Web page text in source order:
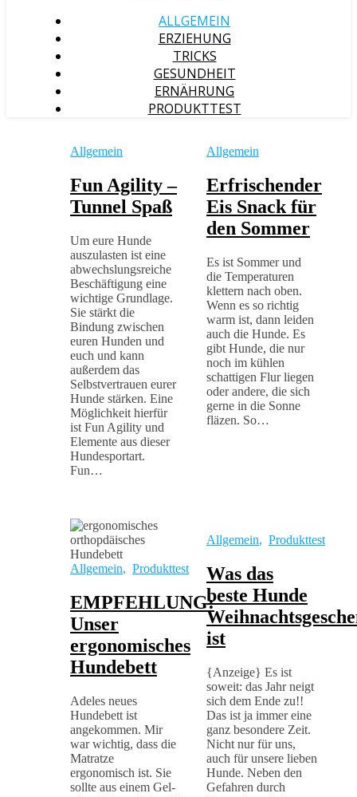
ALLGEMEIN
ERZIEHUNG
TRICKS
GESUNDHEIT
ERNÄHRUNG
PRODUKTTEST
Allgemein
Fun Agility –
Tunnel Spaß
Um eure Hunde
auszulasten ist eine
abwechslungsreiche
Beschäftigung eine
wichtige Grundlage.
Sie stärkt die
Bindung zwischen
euren Hunden und
euch und kann
außerdem das
Selbstvertrauen eurer
Hunde stärken. Eine
Möglichkeit hierfür
ist Fun Agility und
Elemente aus dieser
Hundesportart.
Fun…
Allgemein
Erfrischender
Eis Snack für
den Sommer
Es ist Sommer und
die Temperaturen
klettern nach oben.
Wenn es so richtig
warm ist, dann leiden
auch die Hunde. Es
gibt Hunde, die nur
noch im kühlen
schattigen Flur liegen
oder andere, die sich
gerne in die Sonne
fläzen. So…
Allgemein, Produkttest
EMPFEHLUNG:
Unser
ergonomisches
Hundebett
Adeles neues
Hundebett ist
angekommen. Mir
war wichtig, dass die
Matratze
ergonomisch ist. Sie
sollte aus einem Gel-
Allgemein, Produkttest
Was das
beste Hunde
ist
{Anzeige} Es ist
soweit: das Jahr neigt
sich dem Ende zu!!
Das ist ja immer eine
ganz besondere Zeit.
Nicht nur für uns,
auch für unsere lieben
Hunde. Neben den
Gefahren durch